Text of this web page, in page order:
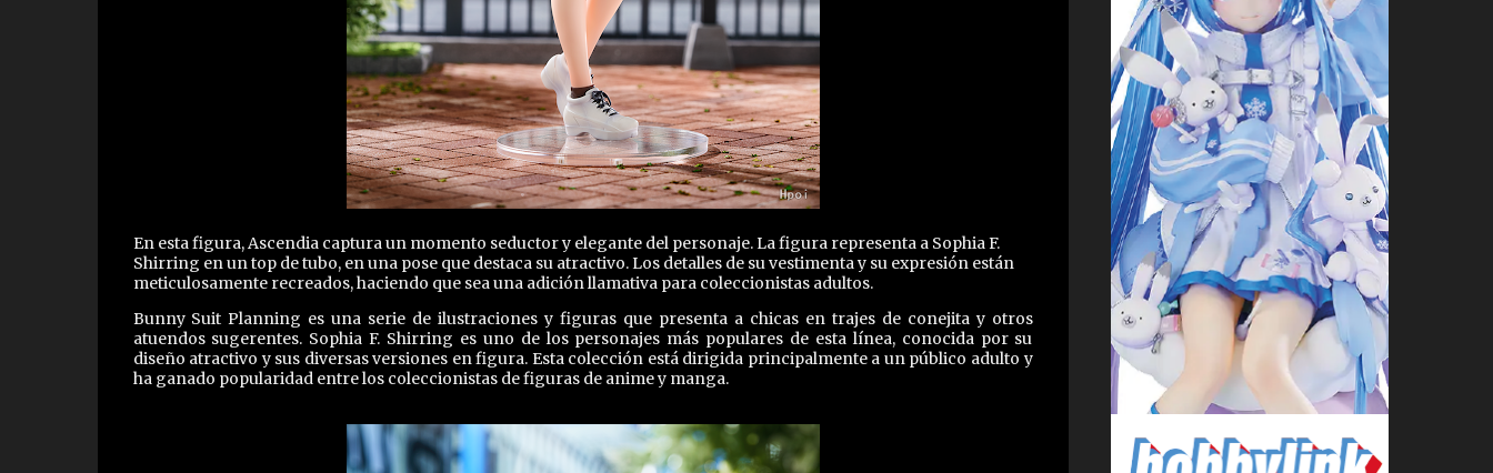
En esta figura, Ascendia captura un momento seductor y elegante del personaje. La figura representa a Sophia F.
Shirring en un top de tubo, en una pose que destaca su atractivo. Los detalles de su vestimenta y su expresión están
meticulosamente recreados, haciendo que sea una adición llamativa para coleccionistas adultos.
Bunny Suit Planning es una serie de ilustraciones y figuras que presenta a chicas en trajes de conejita y otros
atuendos sugerentes. Sophia F. Shirring es uno de los personajes más populares de esta línea, conocida por su
diseño atractivo y sus diversas versiones en figura. Esta colección está dirigida principalmente a un público adulto y
ha ganado popularidad entre los coleccionistas de figuras de anime y manga.